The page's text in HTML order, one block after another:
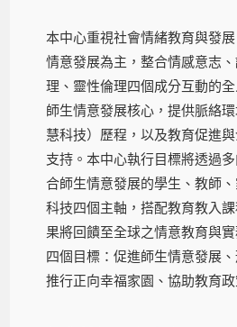
本中心重視社會情緒教育與發
情意發展為主，整合情感意志
理、靈性倫理四個成分互動的
師生情意發展核心，提供脈絡
慧科技）歷程，以及教育促進
支持。本中心執行目標將透過
合師生情意發展的學生、教師
科技四個主軸，搭配教育教入
果將回饋至全球之情意教育與
四個目標：促進師生情意發展
推行正向幸福家園、協助教育政